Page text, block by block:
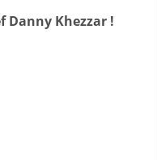
Danny Khezzar !